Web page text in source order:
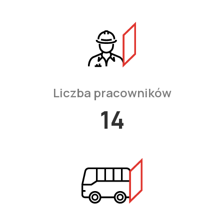
Liczba pracowników
15